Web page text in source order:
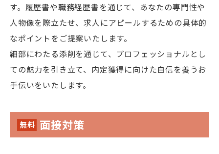
す。履歴書や職務経歴書を通じて、あなたの専門性や
人物像を際立たせ、求人にアピールするための具体的
なポイントをご提案いたします。
細部にわたる添削を通じて、プロフェッショナルとし
ての魅力を引き立て、内定獲得に向けた自信を養うお
手伝いをいたします。
無料 面接対策